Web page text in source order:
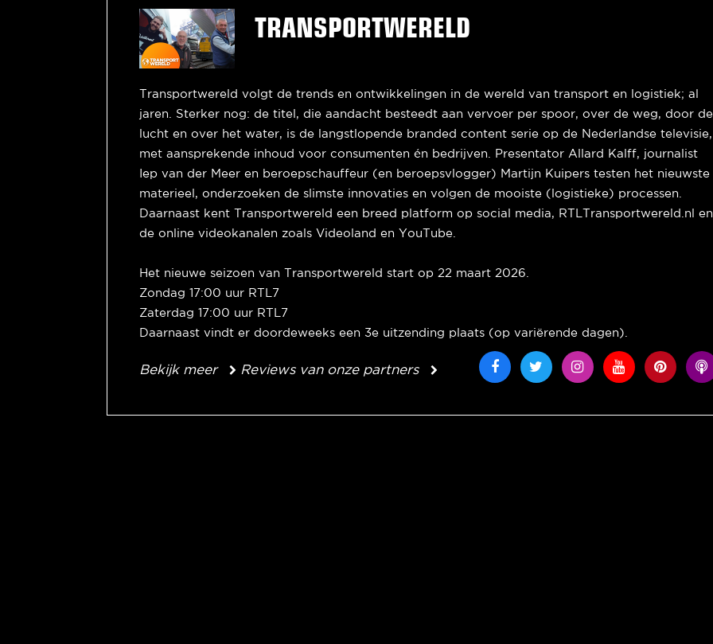
TRANSPORTWERELD
Transportwereld volgt de trends en ontwikkelingen in de wereld van transport en logistiek; al
jaren. Sterker nog: de titel, die aandacht besteedt aan vervoer per spoor, over de weg, door de
lucht en over het water, is de langstlopende branded content serie op de Nederlandse televisie,
met aansprekende inhoud voor consumenten én bedrijven. Presentator Allard Kalff, journalist
Iep van der Meer en beroepschauffeur (en beroepsvlogger) Martijn Kuipers testen het nieuwste
materieel, onderzoeken de slimste innovaties en volgen de mooiste (logistieke) processen.
Daarnaast kent Transportwereld een breed platform op social media, RTLTransportwereld.nl en
de online videokanalen zoals Videoland en YouTube.
Het nieuwe seizoen van Transportwereld start op 22 maart 2026.
Zondag 17:00 uur RTL7
Zaterdag 17:00 uur RTL7
Daarnaast vindt er doordeweeks een 3e uitzending plaats (op variërende dagen).
Bekijk meer Reviews van onze partners